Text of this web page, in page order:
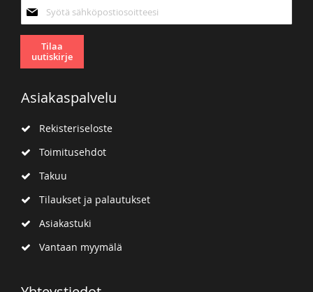
uutiskirjeemme:
Tilaa
uutiskirje
Asiakaspalvelu
Rekisteriseloste
Toimitusehdot
Takuu
Tilaukset ja palautukset
Asiakastuki
Vantaan myymälä